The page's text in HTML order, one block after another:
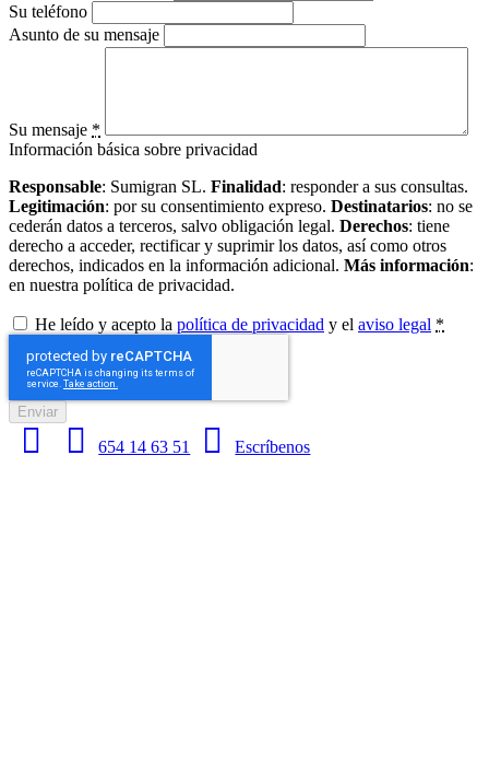
Su teléfono
Asunto de su mensaje
Su mensaje *
Información básica sobre privacidad
Responsable: Sumigran SL. Finalidad: responder a sus consultas.
Legitimación: por su consentimiento expreso. Destinatarios: no se
cederán datos a terceros, salvo obligación legal. Derechos: tiene
derecho a acceder, rectificar y suprimir los datos, así como otros
derechos, indicados en la información adicional. Más información:
en nuestra política de privacidad.
He leído y acepto la política de privacidad y el aviso legal *
Enviar
654 14 63 51 Escríbenos